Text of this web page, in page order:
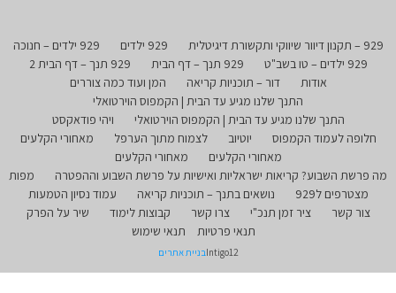
929 – תקנון דיוור שיווקי ותקשורת דיגיטלית 929 ילדים
929 ילדים – חנוכה
929 ילדים – טו בשב"ט
929 תנך – דף הבית
929 תנך – דף הבית 2
אודות
דור – תוכניות קריאה
המן ועוד כמה צוררים
התנך שלנו מגיע עד הבית | הקמפוס הוירטואלי
התנך שלנו מגיע עד הבית | הקמפוס הוירטואלי
ויהי פודאקסט
חלופה לעמוד הקמפוס
יוטיוב לצמוח מתוך הערפל
מאחורי הקלעים
מאחורי הקלעים
מאחורי הקלעים
מה פרשת השבוע? קריאות ישראליות ואישיות על פרשת השבוע וההפטרה
מפות
מצטרפים ל929
נושאים בתנך – תוכניות קריאה
עמוד נסיון הטמעות
צור קשר
ציר זמן תנכ"י צרו קשר קבוצות לימוד
שיר על הפרק
תנאי פרטיות
תנאי שימוש
Intigo12בניית אתרים